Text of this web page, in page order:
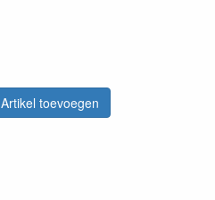
Artikel toevoegen